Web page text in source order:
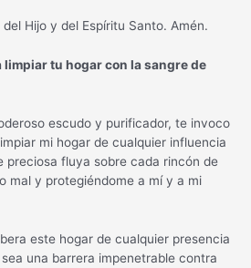
Hijo y del Espíritu Santo. Amén.
tu hogar con la sangre de
escudo y purificador, te invoco
mi hogar de cualquier influencia
preciosa fluya sobre cada rincón de
mal y protegiéndome a mí y a mi
este hogar de cualquier presencia
una barrera impenetrable contra